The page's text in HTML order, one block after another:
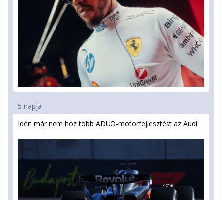
5 napja
Idén már nem hoz több ADUO-motorfejlesztést az Audi